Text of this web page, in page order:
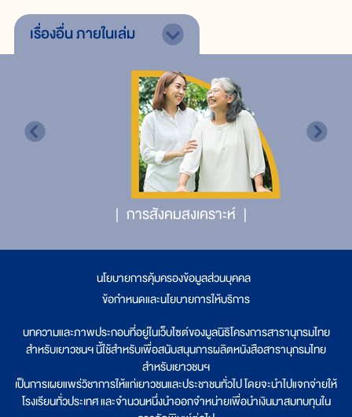
เรื่องอื่นภายในเล่ม
การสังคมสงเคราะห์
นโยบายการคุ้มครองข้อมูลส่วนบุคคล
ข้อกำหนดและนโยบายการให้บริการ
บทความและภาพประกอบที่อยู่ในเว็บไซต์ของมูลนิธิโครงการสารานุกรมไทย
สำหรับเยาวชนฯ นี้ใช้สำหรับเพื่อสนับสนุนการผลิตหนังสือสารานุกรมไทย
สำหรับเยาวชนฯ
เป็นการเผยแพร่วิชาการให้แก่เยาวชนและประชาชนทั่วไป โดยจะนำไปแจกจ่ายให้
โรงเรียนทั่วประเทศ และจำนวนหนึ่งนำออกจำหน่ายเพื่อนำเงินมาสมทบทุนใน